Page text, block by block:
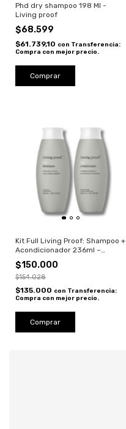
Phd dry shampoo 198 Ml -
Living proof
$68.599
$61.739,10 con Transferencia:
Compra con mejor precio.
Kit Full Living Proof: Shampoo +
Acondicionador 236ml –
Volumen y Cuerpo
$150.000
$154.028
$135.000 con Transferencia:
Compra con mejor precio.